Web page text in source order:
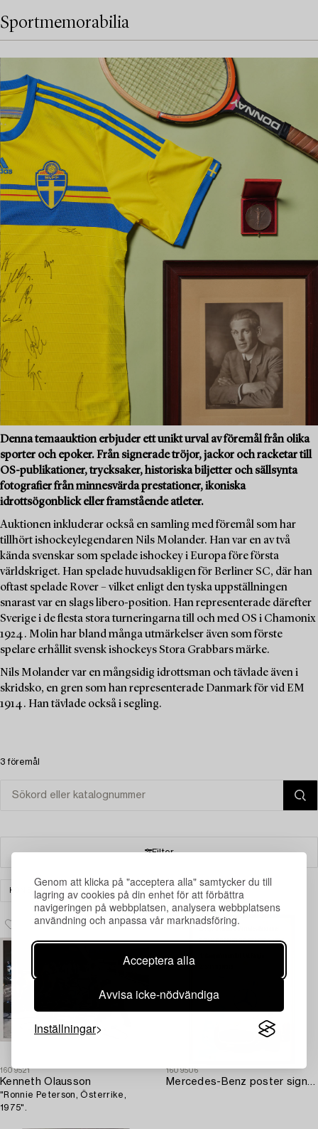
Genom att klicka på "acceptera alla" samtycker du till
lagring av cookies på din enhet för att förbättra
navigeringen på webbplatsen, analysera webbplatsens
användning och anpassa vår marknadsföring.
Acceptera alla
Avvisa icke-nödvändiga
Inställningar
Sportmemorabilia
Denna temaauktion erbjuder ett unikt urval av föremål från olika
sporter och epoker. Från signerade tröjor, jackor och racketar till
OS-publikationer, trycksaker, historiska biljetter och sällsynta
fotografier från minnesvärda prestationer, ikoniska
idrottsögonblick eller framstående atleter.
Auktionen inkluderar också en samling med föremål som har
tillhört ishockeylegendaren Nils Molander. Han var en av två
kända svenskar som spelade ishockey i Europa före första
världskriget. Han spelade huvudsakligen för Berliner SC, där han
oftast spelade Rover – vilket enligt den tyska uppställningen
snarast var en slags libero-position. Han representerade därefter
Sverige i de flesta stora turneringarna till och med OS i Chamonix
1924. Molin har bland många utmärkelser även som förste
spelare erhållit svensk ishockeys Stora Grabbars märke.
Nils Molander var en mångsidig idrottsman och tävlade även i
skridsko, en gren som han representerade Danmark för vid EM
1914. Han tävlade också i segling.
3 föremål
Filter
KONST RENSA ALLA
1609521
Kenneth Olausson
"Ronnie Peterson, Österrike,
1975".
1609506
Mercedes-Benz poster signerad av J.M. Fangio och Stirling Moss.